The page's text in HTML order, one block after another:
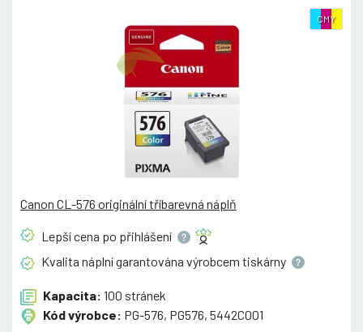
CMY
Canon CL-576 originální tříbarevná náplň
Lepší cena po přihlášení
Kvalita náplní garantována výrobcem tiskárny
Kapacita: 100 stránek
Kód výrobce: PG-576, PG576, 5442C001